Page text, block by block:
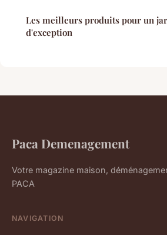
Les meilleurs produits pour un
d'exception
Paca Demenagement
Votre magazine maison,
PACA
NAVIGATION